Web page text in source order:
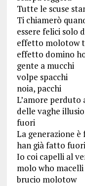
Tutte le scuse
Ti chiamerò
essere felici solo
effetto molotow
effetto domino
gente a mucchi
volpe spacchi
noia, pacchi
L’amore
delle vaghe
fuori
La generazione
han già fatto
Io coi capelli al
molo who
brucio molotow